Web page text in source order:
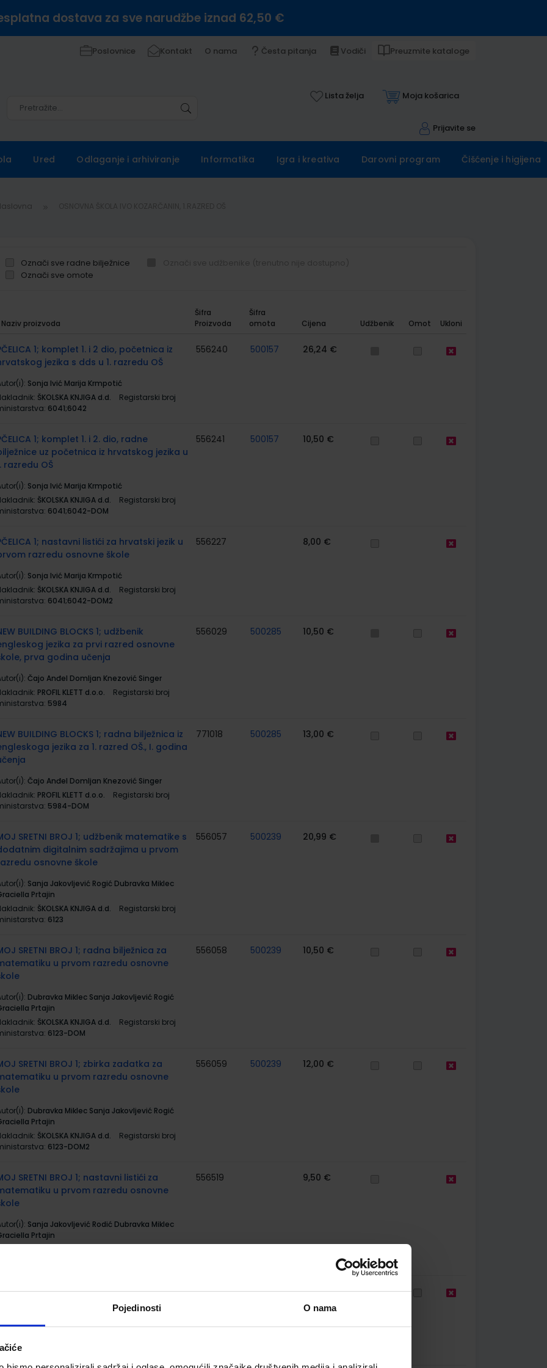
Pojedinosti O nama
dostava za sve narudžbe iznad 62,50 €
Poslovnice Kontakt O nama Česta pitanja Vodiči Preuzmite kataloge
Lista želja Moja košarica
Prijavite se
Ured Odlaganje i arhiviranje Informatika Igra i kreativa Darovni program Čišćenje i higijena
Označi sve radne bilježnice
Označi sve omote
Naziv proizvoda
Šifra
Proizvoda
Šifra
omota
Cijena Udžbenik Omot Ukloni
1; komplet 1. i 2 dio, početnica iz
jezika s dds u 1. razredu OŠ
Sonja Ivić Marija Krmpotić
ŠKOLSKA KNJIGA d.d.
Registarski broj
6041;6042
556240 500157 26,24 €
1; komplet 1. i 2. dio, radne
uz početnica iz hrvatskog jezika u
razredu OŠ
Sonja Ivić Marija Krmpotić
ŠKOLSKA KNJIGA d.d.
Registarski broj
6041;6042-DOM
556241 500157 10,50 €
1; nastavni listići za hrvatski jezik u
razredu osnovne škole
Sonja Ivić Marija Krmpotić
ŠKOLSKA KNJIGA d.d.
Registarski broj
6041;6042-DOM2
556227 8,00 €
BUILDING BLOCKS 1; udžbenik
jezika za prvi razred osnovne
prva godina učenja
Čajo Anđel Domljan Knezović Singer
PROFIL KLETT d.o.o.
Registarski broj
5984
556029 500285 10,50 €
BUILDING BLOCKS 1; radna bilježnica iz
jezika za 1. razred OŠ., I. godina
Čajo Anđel Domljan Knezović Singer
PROFIL KLETT d.o.o.
Registarski broj
5984-DOM
771018 500285 13,00 €
SRETNI BROJ 1; udžbenik matematike s
digitalnim sadržajima u prvom
osnovne škole
Sanja Jakovljević Rogić Dubravka Miklec
Prtajin
ŠKOLSKA KNJIGA d.d.
Registarski broj
6123
556057 500239 20,99 €
SRETNI BROJ 1; radna bilježnica za
u prvom razredu osnovne
Dubravka Miklec Sanja Jakovljević Rogić
Prtajin
ŠKOLSKA KNJIGA d.d.
Registarski broj
6123-DOM
556058 500239 10,50 €
SRETNI BROJ 1; zbirka zadatka za
u prvom razredu osnovne
Dubravka Miklec Sanja Jakovljević Rogić
Prtajin
ŠKOLSKA KNJIGA d.d.
Registarski broj
6123-DOM2
556059 500239 12,00 €
SRETNI BROJ 1; nastavni listići za
u prvom razredu osnovne
Sanja Jakovljević Rodić Dubravka Miklec
Prtajin
556519 9,50 €
1; udžbenik iz informatike za 1.
Slavica Horvat Martina Prpić
567004 500261 10,80 €